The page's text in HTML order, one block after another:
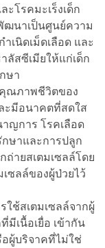
โรคมะเร็งเด็ก
ฒนาเป็นศูนย์ความ
เนิดเม็ดเลือด และ
ลัสซีเมียให้แก่เด็ก
ษา
คุณภาพชีวิตของ
ะมีอนาคตที่สดใส
ญการ โรคเลือด
กษาและการปลูก
ถ่ายสเตมเซลล์โดย
เซลล์ของผู้ป่วยไว้
ใช้สเตมเซลล์จากผู้
มีเนื้อเยื่อ เข้ากัน
ผู้บริจาคที่ไม่ใช่